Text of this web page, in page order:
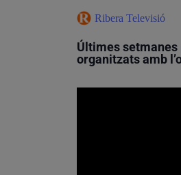
Ribera Televisió
Últimes setmanes
organitzats amb